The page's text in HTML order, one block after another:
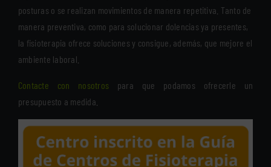
posturas o se realizan movimientos de manera repetitiva. Tanto de
manera preventiva, como para solucionar dolencias ya presentes,
la fisioterapia ofrece soluciones y consigue, además, que mejore el
ambiente laboral.
Contacte con nosotros para que podamos ofrecerle un
presupuesto a medida.